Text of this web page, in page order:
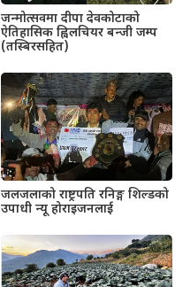
जन्मोत्सवमा दीपा देवकोटाको
ऐतिहासिक ह्विलचियर बन्जी जम्प
(तस्बिरसहित)
जलजलाको राष्ट्रपति रनिङ्ग शिल्डको
उपाधी न्यू होराइजनलाई